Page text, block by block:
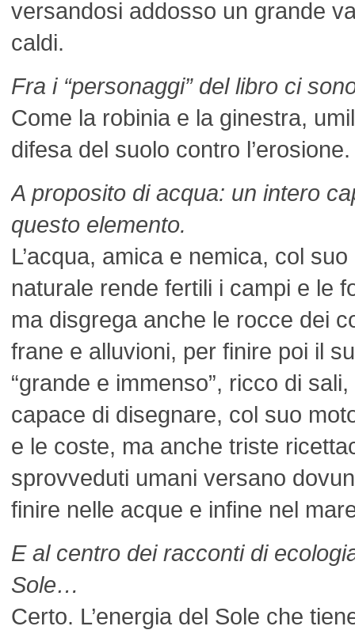
versandosi addosso un grande
caldi.
Fra i “personaggi” del libro ci
Come la robinia e la ginestra,
difesa del suolo contro l’erosione.
A proposito di acqua: un intero
questo elemento.
L’acqua, amica e nemica, col
naturale rende fertili i campi e le
ma disgrega anche le rocce dei
frane e alluvioni, per finire poi il
“grande e immenso”, ricco di
capace di disegnare, col suo
e le coste, ma anche triste
sprovveduti umani versano
finire nelle acque e infine nel
E al centro dei racconti di
Sole…
Certo. L’energia del Sole che